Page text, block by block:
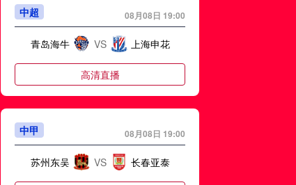
中超 08月08日 19:00
青岛海牛 VS 上海申花
高清直播
中甲 08月08日 19:00
苏州东吴 VS 长春亚泰